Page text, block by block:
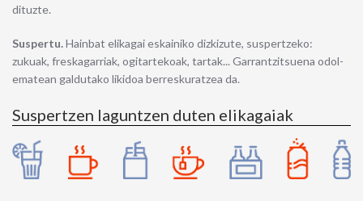
dituzte.
Suspertu.Hainbat elikagai eskainiko dizkizute, suspertzeko:
zukuak, freskagarriak, ogitartekoak, tartak... Garrantzitsuena odol-
ematean galdutako likidoa berreskuratzea da.
Suspertzen laguntzen duten elikagaiak